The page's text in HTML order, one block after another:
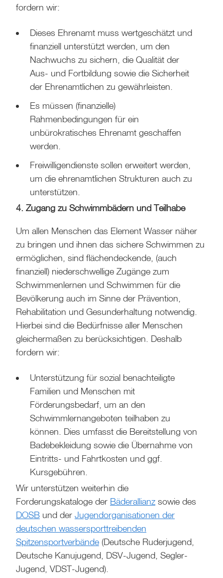
fordern wir:
Dieses Ehrenamt muss wertgeschätzt und
finanziell unterstützt werden, um den
Nachwuchs zu sichern, die Qualität der
Aus- und Fortbildung sowie die Sicherheit
der Ehrenamtlichen zu gewährleisten.
Es müssen (finanzielle)
Rahmenbedingungen für ein
unbürokratisches Ehrenamt geschaffen
werden.
Freiwilligendienste sollen erweitert werden,
um die ehrenamtlichen Strukturen auch zu
unterstützen.
4. Zugang zu Schwimmbädern und Teilhabe
Um allen Menschen das Element Wasser näher
zu bringen und ihnen das sichere Schwimmen zu
ermöglichen, sind flächendeckende, (auch
finanziell) niederschwellige Zugänge zum
Schwimmenlernen und Schwimmen für die
Bevölkerung auch im Sinne der Prävention,
Rehabilitation und Gesunderhaltung notwendig.
Hierbei sind die Bedürfnisse aller Menschen
gleichermaßen zu berücksichtigen. Deshalb
fordern wir:
Unterstützung für sozial benachteiligte
Familien und Menschen mit
Förderungsbedarf, um an den
Schwimmlernangeboten teilhaben zu
können. Dies umfasst die Bereitstellung von
Badebekleidung sowie die Übernahme von
Eintritts- und Fahrtkosten und ggf.
Kursgebühren.
Wir unterstützen weiterhin die
Forderungskataloge der Bäderallianz sowie des
DOSB und der Jugendorganisationen der
deutschen wassersporttreibenden
Spitzensportverbände (Deutsche Ruderjugend,
Deutsche Kanujugend, DSV-Jugend, Segler-
Jugend, VDST-Jugend).